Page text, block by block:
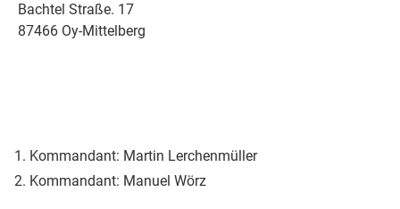
Bachtel Straße. 17
87466 Oy-Mittelberg
1. Kommandant: Martin Lerchenmüller
2. Kommandant: Manuel Wörz